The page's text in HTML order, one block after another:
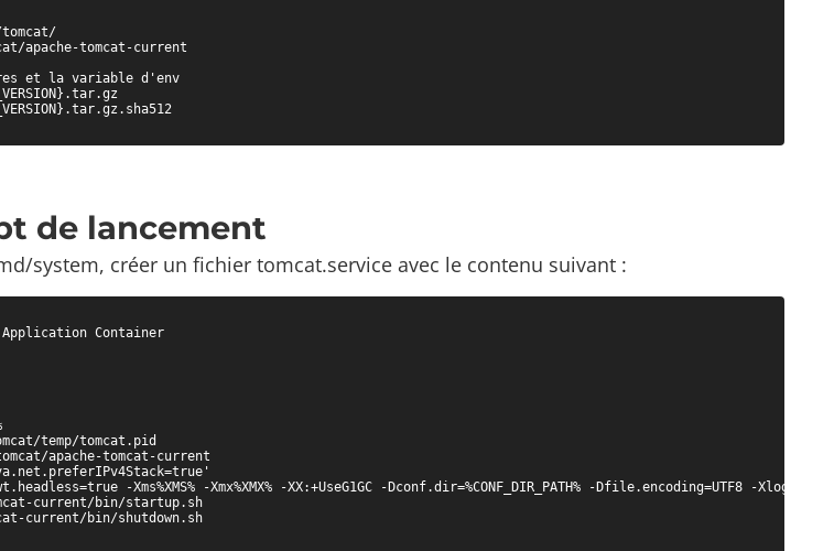
apache-tomcat-current
et la variable d'env
de lancement
system, créer un fichier tomcat.service avec le contenu suivant :
Application Container
temp/tomcat.pid
tomcat/apache-tomcat-current
-Xms%XMS% -Xmx%XMX% -XX:+UseG1GC -Dconf.dir=%CONF_DIR_PATH% -Dfile.encoding=UTF8 -
current/bin/startup.sh
current/bin/shutdown.sh